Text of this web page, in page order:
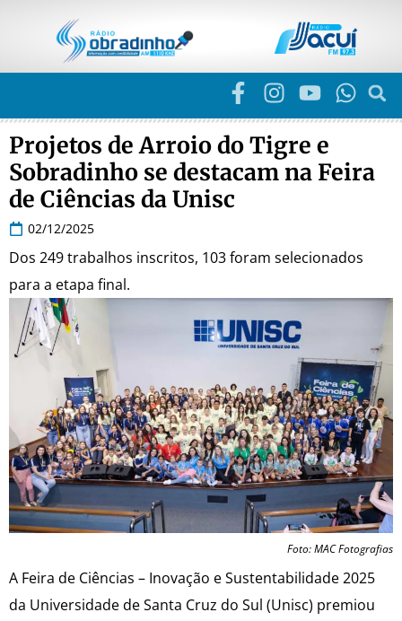
Projetos de Arroio do Tigre e
Sobradinho se destacam na Feira
de Ciências da Unisc
02/12/2025
Dos 249 trabalhos inscritos, 103 foram selecionados
para a etapa final.
Foto: MAC Fotografias
A Feira de Ciências – Inovação e Sustentabilidade 2025
da Universidade de Santa Cruz do Sul (Unisc) premiou